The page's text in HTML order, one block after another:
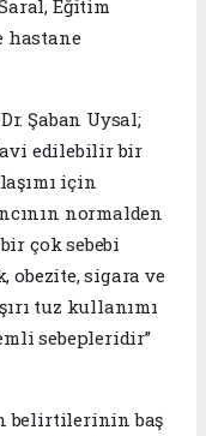
Eğitim
hastane
Şaban Uysal;
edilebilir bir
için
normalden
çok sebebi
obezite, sigara ve
tuz kullanımı
sebepleridir”
belirtilerinin baş